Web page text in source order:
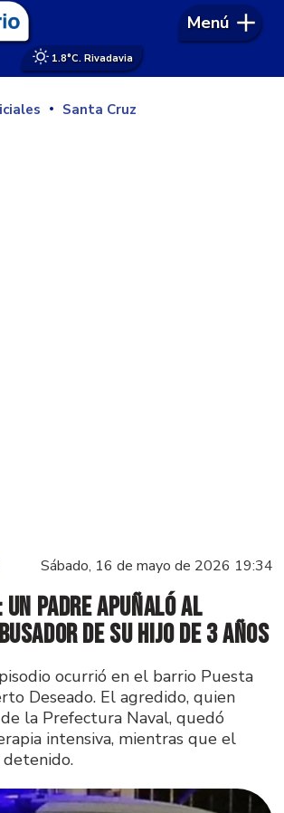
1.8°C. Rivadavia
Menú
Santa Cruz
Sábado, 16 de mayo de 2026 19:34
un padre apuñaló al
de su hijo de 3 años
ocurrió en el barrio Puesta
Deseado. El agredido, quien
la Prefectura Naval, quedó
intensiva, mientras que el